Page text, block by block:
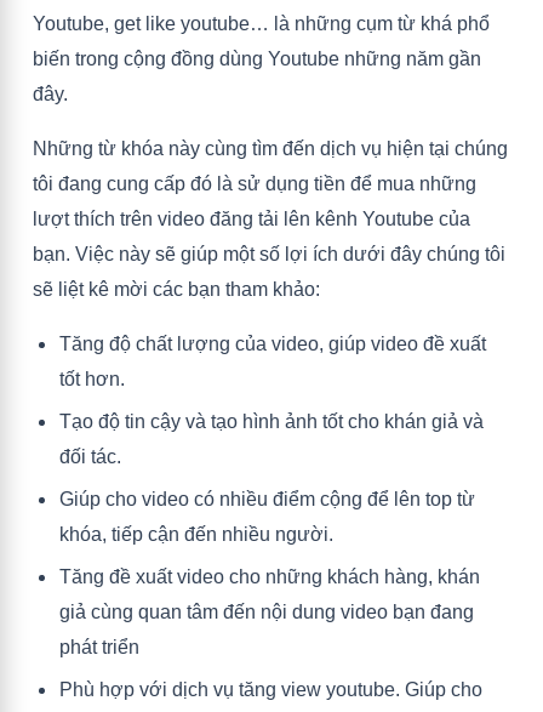
Youtube, get like youtube… là những cụm từ khá phổ
biến trong cộng đồng dùng Youtube những năm gần
đây.
Những từ khóa này cùng tìm đến dịch vụ hiện tại chúng
tôi đang cung cấp đó là sử dụng tiền để mua những
lượt thích trên video đăng tải lên kênh Youtube của
bạn. Việc này sẽ giúp một số lợi ích dưới đây chúng tôi
sẽ liệt kê mời các bạn tham khảo:
Tăng độ chất lượng của video, giúp video đề xuất
tốt hơn.
Tạo độ tin cậy và tạo hình ảnh tốt cho khán giả và
đối tác.
Giúp cho video có nhiều điểm cộng để lên top từ
khóa, tiếp cận đến nhiều người.
Tăng đề xuất video cho những khách hàng, khán
giả cùng quan tâm đến nội dung video bạn đang
phát triển
Phù hợp với dịch vụ tăng view youtube. Giúp cho